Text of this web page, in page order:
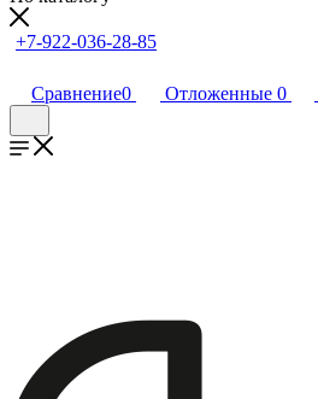
+7-922-036-28-85
Сравнение0 Отложенные 0